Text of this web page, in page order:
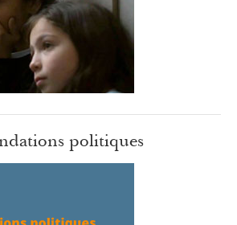
politiques